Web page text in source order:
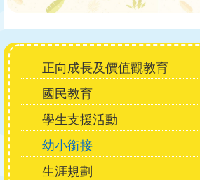
Main
navigation
正向成長及價值觀教育
國民教育
學生支援活動
幼小銜接
生涯規劃